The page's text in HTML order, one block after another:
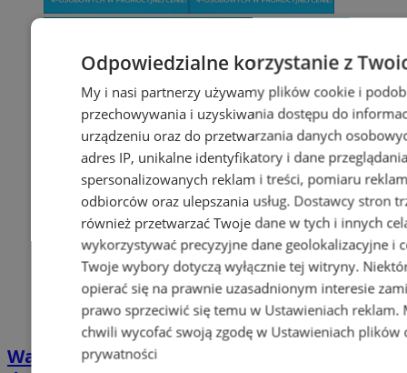
Wakacyjny wypoczynek nad Bałtykiem w
Odpowiedzialne korzystanie z
My i nasi partnerzy używamy plików cookie i
przechowywania i uzyskiwania dostępu do
urządzeniu oraz do przetwarzania danych
adres IP, unikalne identyfikatory i dane
spersonalizowanych reklam i treści, pomiaru
odbiorców oraz ulepszania usług. Dostawcy stron
również przetwarzać Twoje dane w tych i innych
wykorzystywać precyzyjne dane geolokalizacyjne i
Twoje wybory dotyczą wyłącznie tej witryny.
opierać się na prawnie uzasadnionym interesie
prawo sprzeciwić się temu w Ustawieniach reklam.
chwili wycofać swoją zgodę w Ustawieniach plików
prywatności